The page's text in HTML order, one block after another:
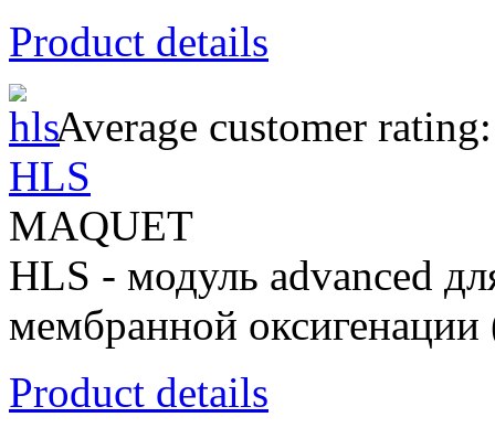
Product details
Average customer rating:
HLS
MAQUET
HLS - модуль advanced
мембранной
Product details